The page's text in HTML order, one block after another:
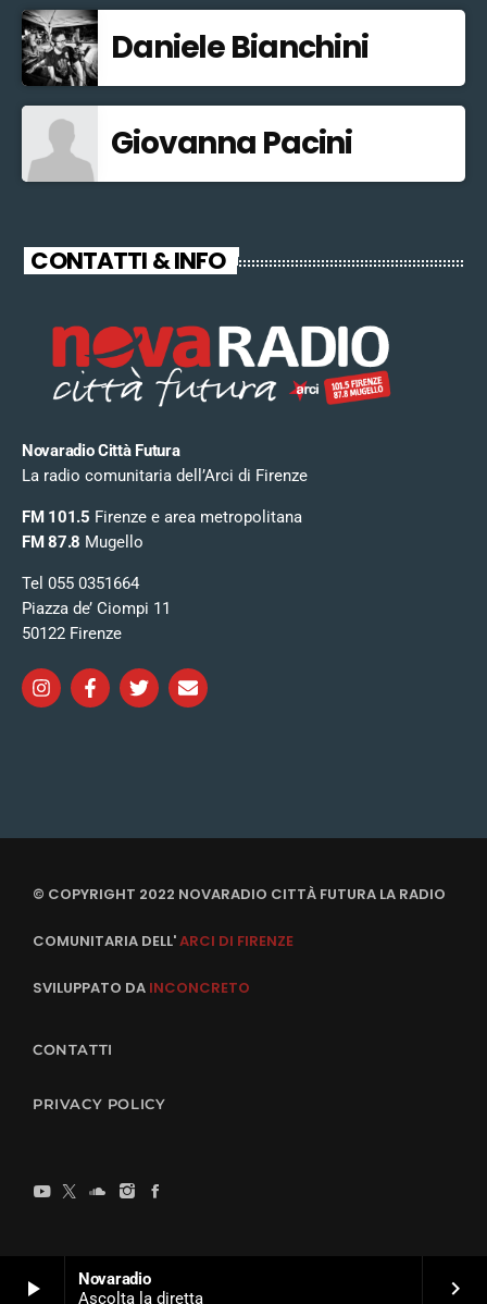
play_arrow
Novaradio
Ascolta la diretta
keyboard_arrow_right
Daniele Bianchini
Giovanna Pacini
CONTATTI & INFO
Novaradio Città Futura
La radio comunitaria dell’Arci di Firenze
FM 101.5 Firenze e area metropolitana
FM 87.8 Mugello
Tel 055 0351664
Piazza de’ Ciompi 11
50122 Firenze
© COPYRIGHT 2022 NOVARADIO CITTÀ FUTURA LA RADIO
COMUNITARIA DELL'ARCI DI FIRENZE
SVILUPPATO DA INCONCRETO
CONTATTI
PRIVACY POLICY